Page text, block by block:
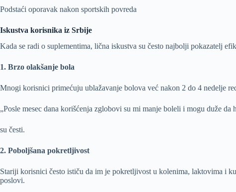
Podstaći oporavak nakon sportskih povreda
Iskustva korisnika iz Srbije
Kada se radi o suplementima, lična iskustva su često najbolji pokazatelj
1. Brzo olakšanje bola
Mnogi korisnici primećuju ublažavanje bolova već nakon 2 do 4 nedelje
„Posle mesec dana korišćenja zglobovi su mi manje boleli i mogu duže da
su česti.
2. Poboljšana pokretljivost
Stariji korisnici često ističu da im je pokretljivost u kolenima, laktovima i
poslovi.